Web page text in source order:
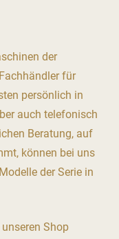
der
für
persönlich in
auch telefonisch
Beratung, auf
können bei uns
der Serie in
Shop